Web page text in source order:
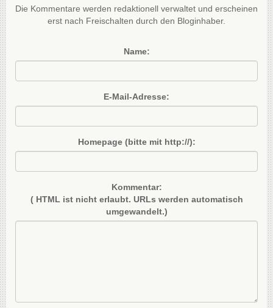
Die Kommentare werden redaktionell verwaltet und erscheinen
erst nach Freischalten durch den Bloginhaber.
Name:
E-Mail-Adresse:
Homepage (bitte mit http://):
Kommentar:
( HTML ist nichterlaubt. URLs werden automatisch
umgewandelt.)